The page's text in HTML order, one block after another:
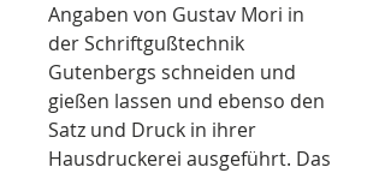
Angaben von Gustav Mori in
der Schriftgußtechnik
Gutenbergs schneiden und
gießen lassen und ebenso den
Satz und Druck in ihrer
Hausdruckerei ausgeführt. Das